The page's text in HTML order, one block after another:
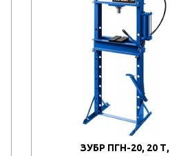
ЗУБР ПГН-20, 20 Т,